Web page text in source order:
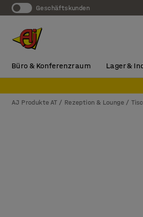
Geschäftskunden
Büro & Konferenzraum Lager &
AJ Produkte AT Rezeption & Lounge